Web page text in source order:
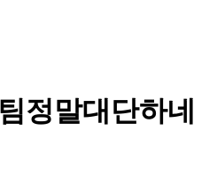
정말대단하네